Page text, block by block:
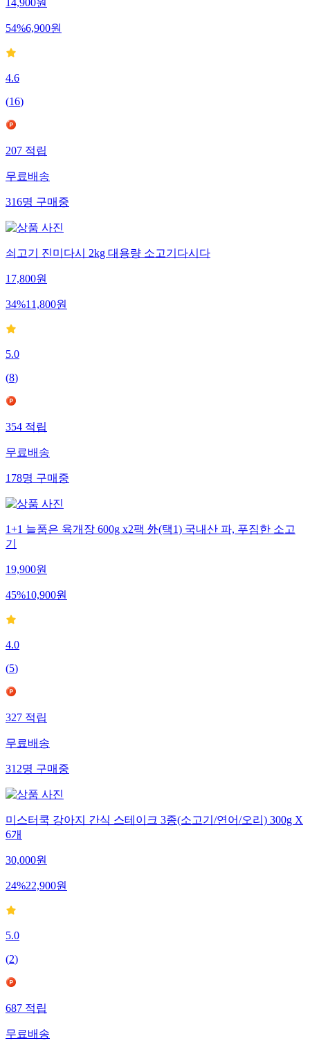
14,900원
54%6,900원
4.6
(16)
207적립
무료배송
316명구매중
쇠고기 진미다시 2kg 대용량 소고기다시다
17,800원
34%11,800원
5.0
(8)
354적립
무료배송
178명구매중
1+1 늘품은 육개장 600g x2팩 外(택1) 국내산 파, 푸짐한 소고
기
19,900원
45%10,900원
4.0
(5)
327적립
무료배송
312명구매중
미스터쿡 강아지 간식 스테이크 3종(소고기/연어/오리) 300g X
6개
30,000원
24%22,900원
5.0
(2)
687적립
무료배송